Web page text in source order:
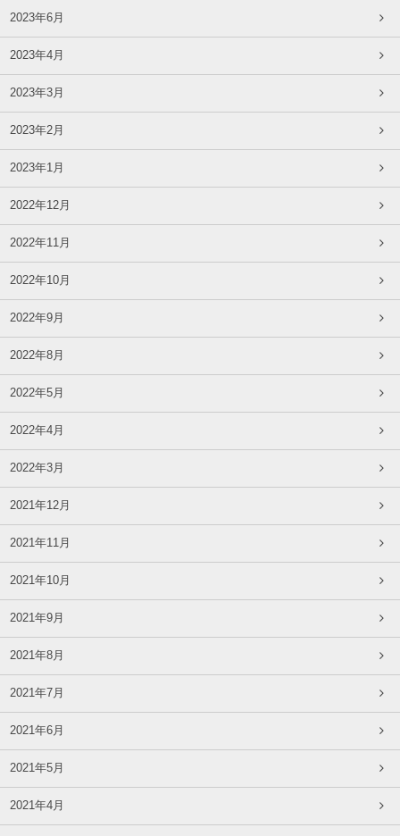
2023年6月
2023年4月
2023年3月
2023年2月
2023年1月
2022年12月
2022年11月
2022年10月
2022年9月
2022年8月
2022年5月
2022年4月
2022年3月
2021年12月
2021年11月
2021年10月
2021年9月
2021年8月
2021年7月
2021年6月
2021年5月
2021年4月